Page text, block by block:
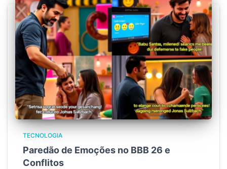
TECNOLOGIA
Paredão de Emoções no BBB 26 e
Conflitos